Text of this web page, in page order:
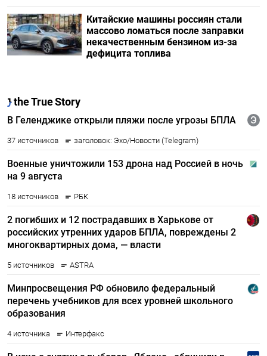
Китайские машины россиян стали
массово ломаться после заправки
некачественным бензином из-за
дефицита топлива